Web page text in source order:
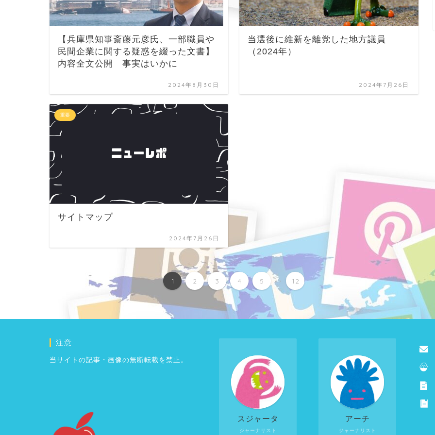
【兵庫県知事斎藤元彦氏、一部職員や
民間企業に関する疑惑を綴った文書】
内容全文公開 事実はいかに
2024年8月30日
当選後に維新を離党した地方議員
（2024年）
2024年7月26日
重要
サイトマップ
2024年7月26日
1 2 3 4 5 ... 12
注意
当サイトの記事・画像の無断転載を禁止。
ジャーナリスト
スジャータ
ジャーナリスト
アーチ